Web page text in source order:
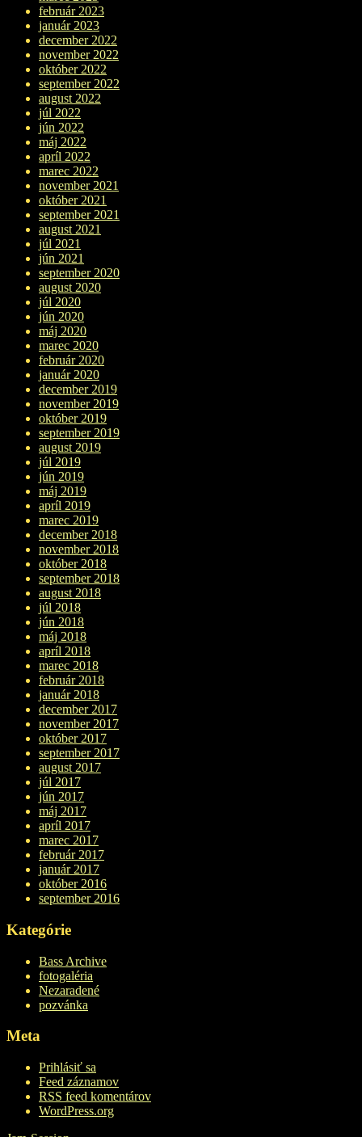
február 2023
január 2023
december 2022
november 2022
október 2022
september 2022
august 2022
júl 2022
jún 2022
máj 2022
apríl 2022
marec 2022
november 2021
október 2021
september 2021
august 2021
júl 2021
jún 2021
september 2020
august 2020
júl 2020
jún 2020
máj 2020
marec 2020
február 2020
január 2020
december 2019
november 2019
október 2019
september 2019
august 2019
júl 2019
jún 2019
máj 2019
apríl 2019
marec 2019
december 2018
november 2018
október 2018
september 2018
august 2018
júl 2018
jún 2018
máj 2018
apríl 2018
marec 2018
február 2018
január 2018
december 2017
november 2017
október 2017
september 2017
august 2017
júl 2017
jún 2017
máj 2017
apríl 2017
marec 2017
február 2017
január 2017
október 2016
september 2016
Kategórie
Bass Archive
fotogaléria
Nezaradené
pozvánka
Meta
Prihlásiť sa
Feed záznamov
RSS feed komentárov
WordPress.org